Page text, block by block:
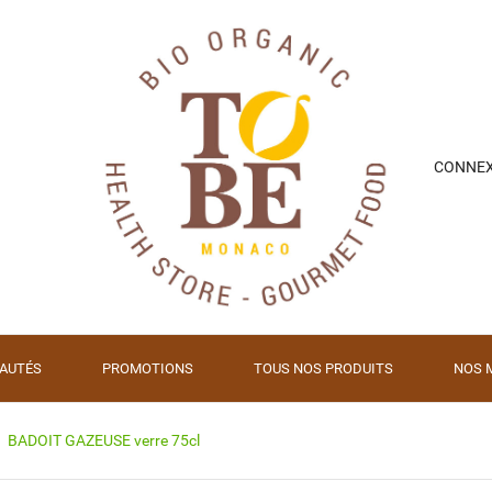
PROMOTIONS TOUS NOS PRODUITS NOS
BADOIT GAZEUSE verre 75cl